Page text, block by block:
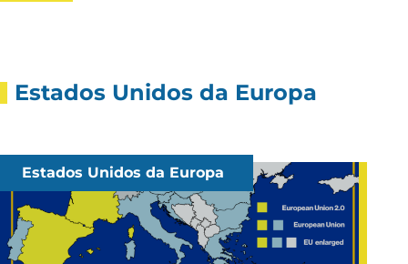
Estados Unidos da Europa
Estados Unidos da Europa